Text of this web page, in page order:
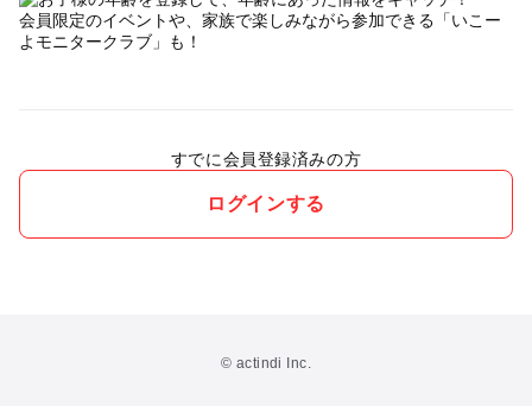
会員限定のイベントや、家族で楽しみながら参加できる「いこー
よモニタークラブ」も！
すでに会員登録済みの方
ログインする
© actindi Inc.